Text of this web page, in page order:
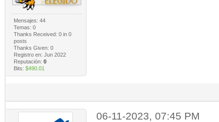
Mensajes: 44
Temas: 0
Thanks Received: 0in 0
posts
Thanks Given: 0
Registro en: Jun 2022
Reputación: 0
Bits: $490.01
06-11-2023, 07:45 PM